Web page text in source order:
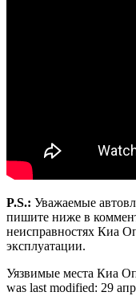
P.S.: Уважаемые
пишите ниже в
неисправностях Киа
эксплуатации.
Уязвимые места Киа
was last modified: 29